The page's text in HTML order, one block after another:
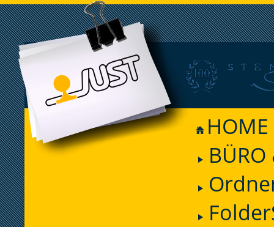
HOME
BÜRO